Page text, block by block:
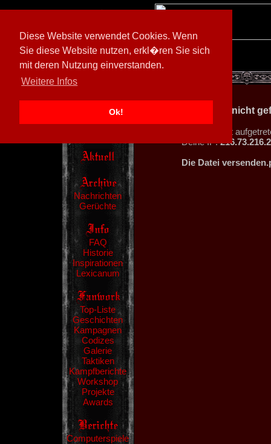
Diese Website verwendet Cookies. Wenn
Sie diese Website nutzen, erkl�ren Sie sich
mit deren Nutzung einverstanden.
Weitere Infos
Ok!
[ 602026/M3]
Nachrichten
Gerüchte
FAQ
Historie
Inspirationen
Lexicanum
Top-Liste
Geschichten
Kampagnen
Codizes
Galerie
Taktiken
Kampfberichte
Workshop
Projekte
Awards
Computerspiele
404 - Datei nicht
Ein Fehler ist
Deine IP:
Die Datei